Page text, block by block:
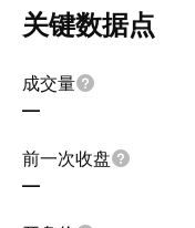
关键数据点
成交量
—
前一次收盘
—